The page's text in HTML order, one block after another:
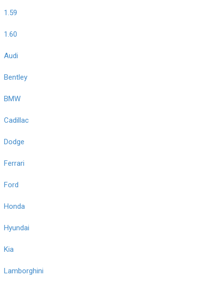
1.59
1.60
Audi
Bentley
BMW
Cadillac
Dodge
Ferrari
Ford
Honda
Hyundai
Kia
Lamborghini